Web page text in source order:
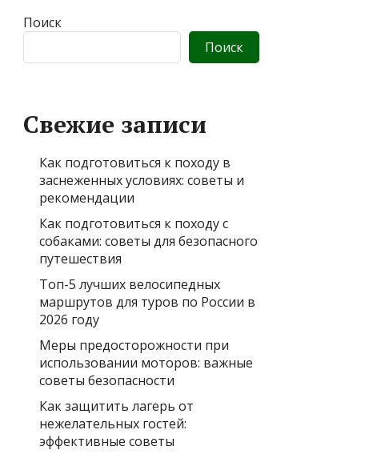
Поиск
Поиск
Свежие записи
Как подготовиться к походу в
заснеженных условиях: советы и
рекомендации
Как подготовиться к походу с
собаками: советы для безопасного
путешествия
Топ-5 лучших велосипедных
маршрутов для туров по России в
2026 году
Меры предосторожности при
использовании моторов: важные
советы безопасности
Как защитить лагерь от
нежелательных гостей:
эффективные советы